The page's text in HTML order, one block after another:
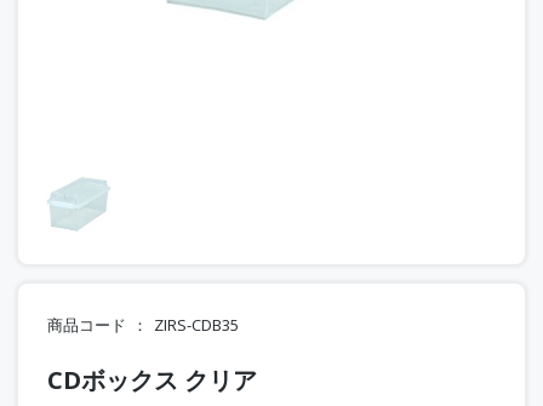
商品コード ZIRS-CDB35
CDボックス クリア